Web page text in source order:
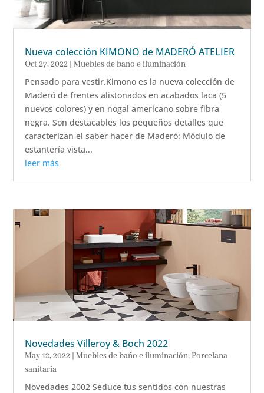
Nueva colección KIMONO de MADERÓ ATELIER
Oct 27, 2022 |Muebles de baño e iluminación
Pensado para vestir.Kimono es la nueva colección de
Maderó de frentes alistonados en acabados laca (5
nuevos colores) y en nogal americano sobre fibra
negra. Son destacables los pequeños detalles que
caracterizan el saber hacer de Maderó: Módulo de
estantería vista...
leer más
Novedades Villeroy & Boch 2022
May 12, 2022 |Muebles de baño e iluminación,Porcelana
sanitaria
Novedades 2002 Seduce tus sentidos con nuestras